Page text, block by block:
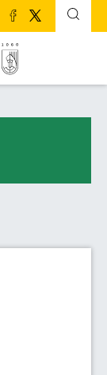
Suivez-nous sur
Suivez-nous sur
Suivez-nous